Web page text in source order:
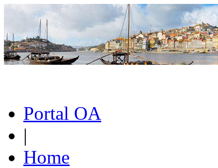
Portal OA
|
Home